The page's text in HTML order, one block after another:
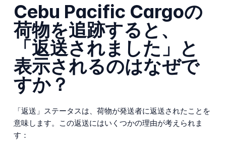
Cebu Pacific Cargoの
荷物を追跡すると、
「返送されました」と
表示されるのはなぜで
すか？
「返送」ステータスは、荷物が発送者に返送されたことを
意味します。この返送にはいくつかの理由が考えられま
す：